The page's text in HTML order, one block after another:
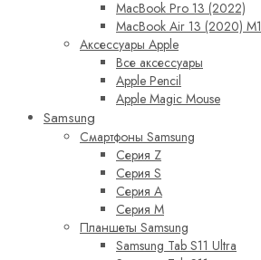
MacBook Pro 13 (2022)
MacBook Air 13 (2020) M1
Аксессуары Apple
Все аксессуары
Apple Pencil
Apple Magic Mouse
Samsung
Смартфоны Samsung
Серия Z
Серия S
Серия A
Серия M
Планшеты Samsung
Samsung Tab S11 Ultra